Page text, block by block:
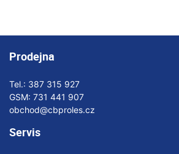
Prodejna
Tel.: 387 315 927
GSM: 731 441 907
obchod@cbproles.cz
Servis